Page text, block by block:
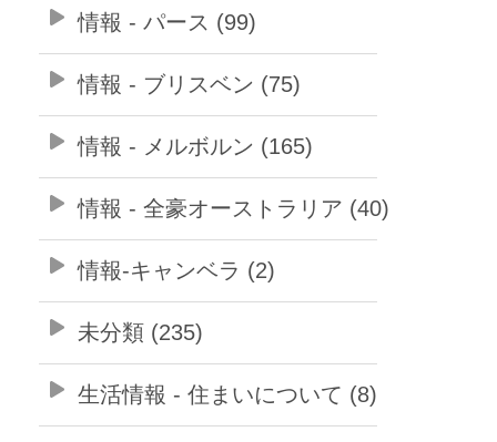
情報 - パース (99)
情報 - ブリスベン (75)
情報 - メルボルン (165)
情報 - 全豪オーストラリア (40)
情報-キャンベラ (2)
未分類 (235)
生活情報 - 住まいについて (8)